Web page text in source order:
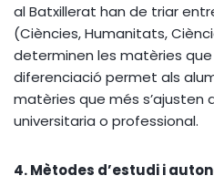
al Batxillerat han de triar
(Ciències, Humanitats,
determinen les matèries
diferenciació permet als
matèries que més s’ajusten
universitaria o professional.
4. Mètodes d’estudi i